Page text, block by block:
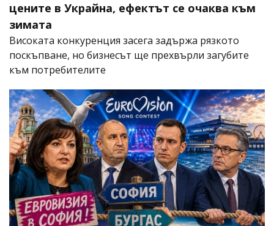
цените в Украйна, ефектът се очаква към
зимата
Високата конкуренция засега задържа рязкото
поскъпване, но бизнесът ще прехвърли загубите
към потребителите